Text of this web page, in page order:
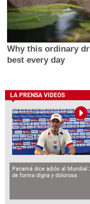
Why this ordinary
best every day
LA PRENSA VIDEOS
Panamá dice adiós al Mundial
de forma digna y dolorosa